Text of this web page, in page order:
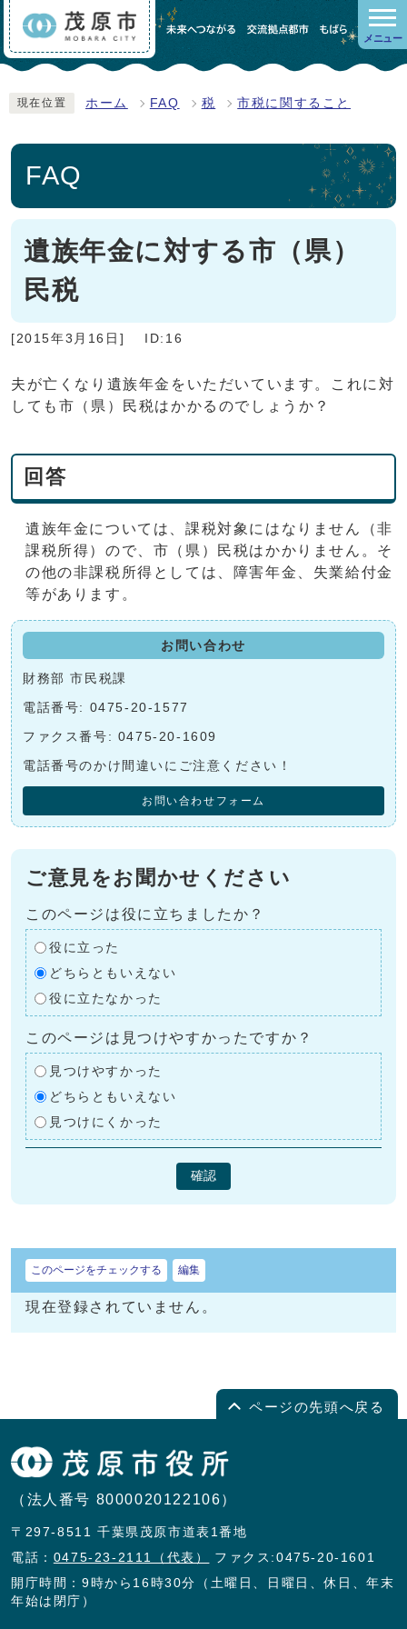
メニュー
現在位置 ホーム FAQ 税 市税に関すること
FAQ
遺族年金に対する市（県）
民税
[2015年3月16日] ID:16
夫が亡くなり遺族年金をいただいています。これに対
しても市（県）民税はかかるのでしょうか？
回答
遺族年金については、課税対象にはなりません（非
課税所得）ので、市（県）民税はかかりません。そ
の他の非課税所得としては、障害年金、失業給付金
等があります。
お問い合わせ
財務部 市民税課
電話番号: 0475-20-1577
ファクス番号: 0475-20-1609
電話番号のかけ間違いにご注意ください！
お問い合わせフォーム
ご意見をお聞かせください
このページは役に立ちましたか？
役に立った
どちらともいえない
役に立たなかった
このページは見つけやすかったですか？
見つけやすかった
どちらともいえない
見つけにくかった
確認
このページをチェックする 編集
現在登録されていません。
ページの先頭へ戻る
（法人番号 8000020122106）
〒297-8511 千葉県茂原市道表1番地
電話： 0475-23-2111（代表）
ファクス:0475-20-1601
開庁時間：9時から16時30分（土曜日、日曜日、休日、年末
年始は閉庁）